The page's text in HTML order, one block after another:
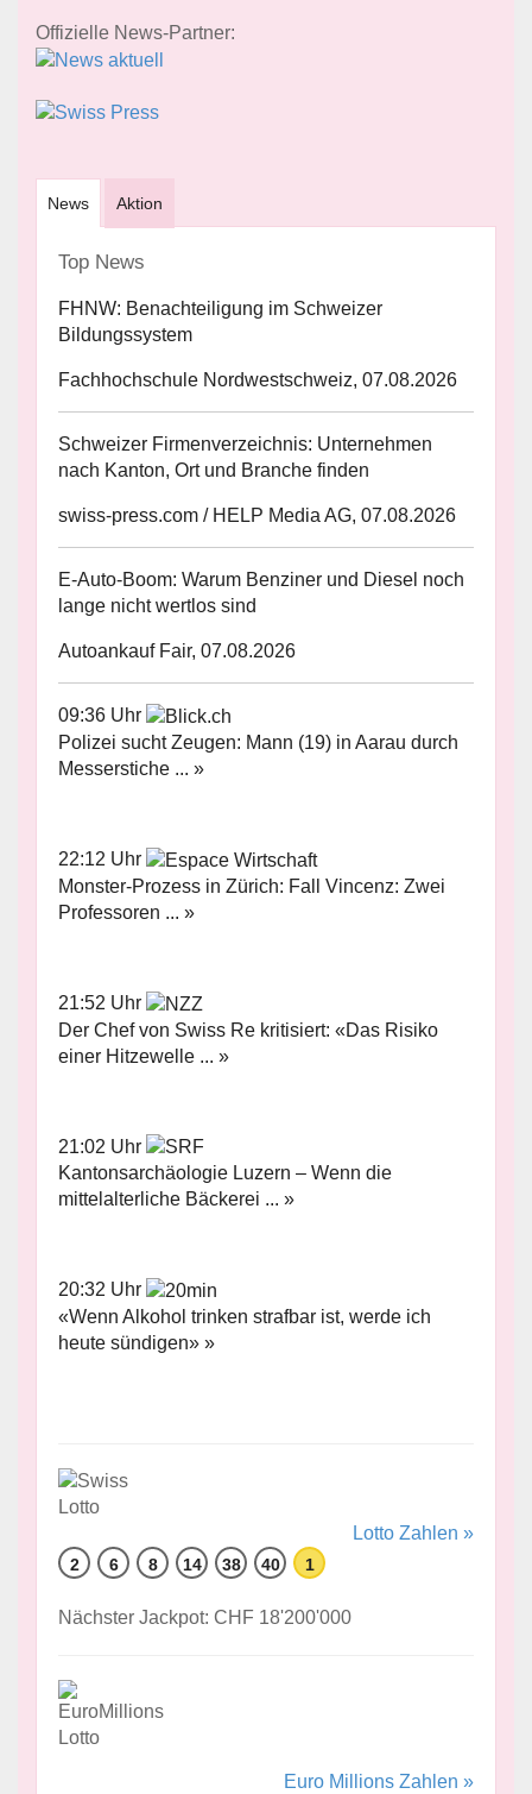
Offizielle News-Partner:
News Aktion
Top News
FHNW: Benachteiligung im Schweizer
Bildungssystem
Fachhochschule Nordwestschweiz, 07.08.2026
Schweizer Firmenverzeichnis: Unternehmen
nach Kanton, Ort und Branche finden
swiss-press.com / HELP Media AG, 07.08.2026
E-Auto-Boom: Warum Benziner und Diesel noch
lange nicht wertlos sind
Autoankauf Fair, 07.08.2026
09:36 Uhr
Polizei sucht Zeugen: Mann (19) in Aarau durch
Messerstiche ... »
22:12 Uhr
Monster-Prozess in Zürich: Fall Vincenz: Zwei
Professoren ... »
21:52 Uhr
Der Chef von Swiss Re kritisiert: «Das Risiko
einer Hitzewelle ... »
21:02 Uhr
Kantonsarchäologie Luzern – Wenn die
mittelalterliche Bäckerei ... »
20:32 Uhr
«Wenn Alkohol trinken strafbar ist, werde ich
heute sündigen» »
Lotto Zahlen »
2 6 8 14 38 40 1
Nächster Jackpot: CHF 18'200'000
Euro Millions Zahlen »